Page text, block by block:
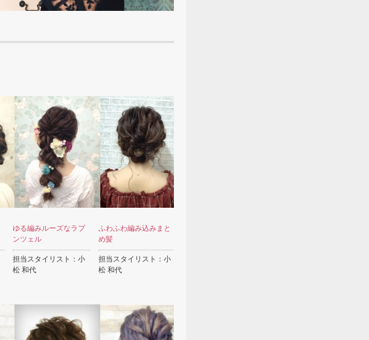
ゆる編みルーズなラプ
ンツェル
担当スタイリスト：小
松 和代
ふわふわ編み込みまと
め髪
担当スタイリスト：小
松 和代